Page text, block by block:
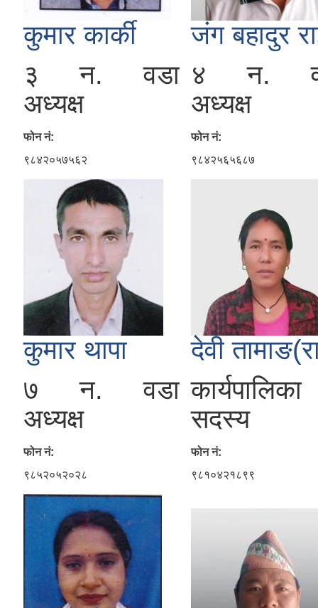
कुमार कार्की
३ न. वडा
अध्यक्ष
फोन नं:
९८४२०५७५६२
जंग बहादुर
४ न.
अध्यक्ष
फोन नं:
९८४२५६५६८७
कुमार थापा
७ न. वडा
अध्यक्ष
फोन नं:
९८५२०५२०२८
देवी
कार्यपालिका
सदस्य
फोन नं:
९८१०४२१८९९